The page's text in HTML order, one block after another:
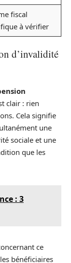
fiscal
à vérifier
d’invalidité
clair : rien
Cela signifie
une
sociale et une
que les
: 3
ce
bénéficiaires